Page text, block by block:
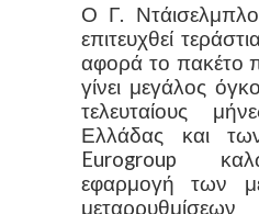
Ο Γ.
επιτευχθεί
αφορά το πακέτο
γίνει μεγάλος
τελευταίους
Ελλάδας και
Eurogroup
εφαρμογή των